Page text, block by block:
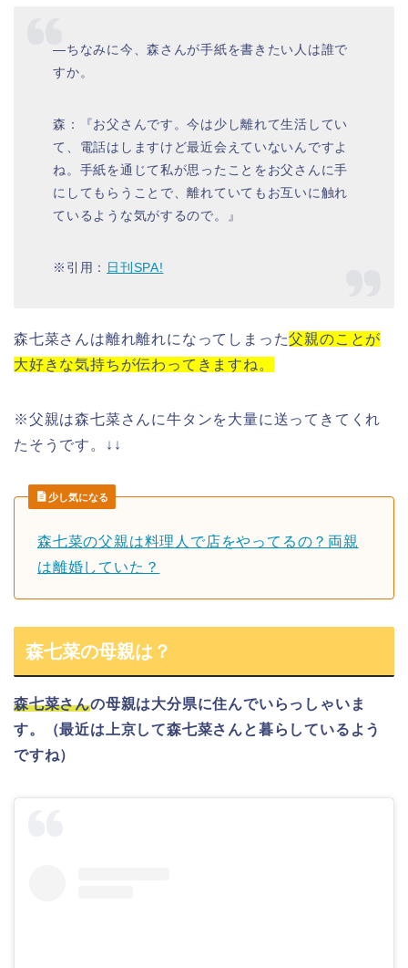
―ちなみに今、森さんが手紙を書きたい人は誰で
すか。
森：『お父さんです。今は少し離れて生活してい
て、 電話はしますけど最近会えていないんですよ
ね。 手紙を通じて私が思ったことをお父さんに手
にしてもらうことで、離れていてもお互いに触れ
ているような気がするので。 』
※引用： 日刊SPA!
森七菜さんは離れ離れになってしまった父親のことが
大好きな気持ちが伝わってきますね。
※父親は森七菜さんに牛タンを大量に送ってきてくれ
たそうです。↓↓
少し気になる
森七菜の父親は料理人で店をやってるの？両親
は離婚していた？
森七菜の母親は？
森七菜さんの母親は大分県に住んでいらっしゃいま
す。
（最近は上京して森七菜さんと暮らしているよう
ですね）